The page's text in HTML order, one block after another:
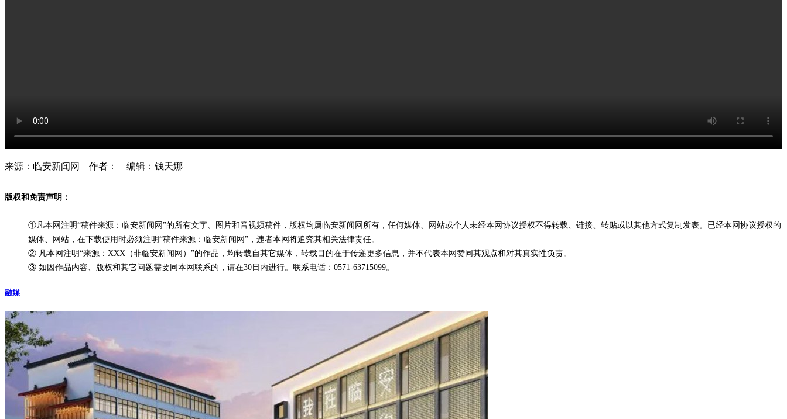
来源：临安新闻网 作者： 编辑：钱天娜
版权和免责声明：
①凡本网注明“稿件来源：临安新闻网”的所有文字、图片和音视频稿件，版权均属临安新闻网所有，任何媒体、网站或个人未经本网协议授权不得转载、链接、转贴或以其他方式复制发表。已经本网协议授权的
媒体、网站，在下载使用时必须注明“稿件来源：临安新闻网”，违者本网将追究其相关法律责任。
② 凡本网注明“来源：XXX（非临安新闻网）”的作品，均转载自其它媒体，转载目的在于传递更多信息，并不代表本网赞同其观点和对其真实性负责。
③ 如因作品内容、版权和其它问题需要同本网联系的，请在30日内进行。联系电话：0571-63715099。
融媒